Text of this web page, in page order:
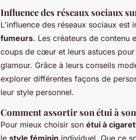
Influence des réseaux sociaux
L'influence des réseaux sociaux est
fumeurs. Les créateurs de contenu
coups de cœur et leurs astuces
glamour. Grâce à leurs conseils
explorer différentes façons de
leur style personnel.
Comment assortir son étui à
Pour mieux choisir son étui à